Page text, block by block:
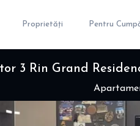
Proprietăți Pentru
3 Rin Grand